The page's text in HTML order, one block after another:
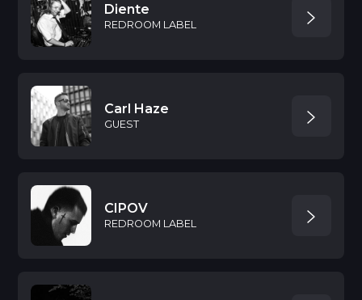
Diente
REDROOM LABEL
Carl Haze
GUEST
CIPOV
REDROOM LABEL